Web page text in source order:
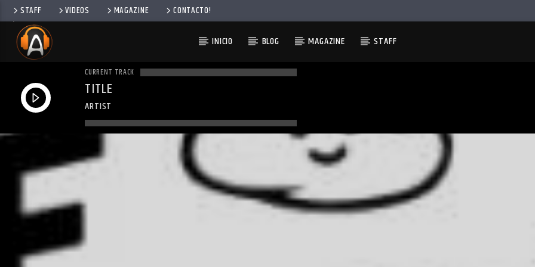
STAFF VIDEOS MAGAZINE CONTACTO!
INICIO BLOG MAGAZINE STAFF
CURRENT TRACK
TITLE
ARTIST